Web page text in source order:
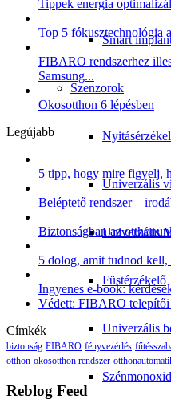
Smart
Szenzorok
Univerzális
Univerzális
Füstérzékelő
Univerzális
Tippek energia
Top 5 fókusztechnológia
FIBARO rendszerhez
Samsung...
Okosotthon 6 lépésben
Legújabb
5 tipp, hogy mire figyelj,
Beléptető rendszer –
Biztonságban az
5 dolog, amit tudnod
Ingyenes e-book:
Védett: FIBARO telepítői
Címkék
biztonság FIBARO fényvezérlés
otthon okosotthon rendszer
Reblog Feed